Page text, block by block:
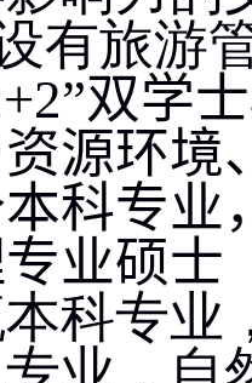
有旅游
双学
源环境
科专业
业硕士
科专业